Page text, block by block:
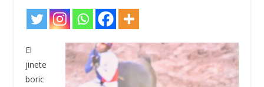
El
jinete
boric